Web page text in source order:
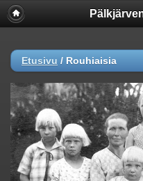
Etusivu / Rouhiaisia